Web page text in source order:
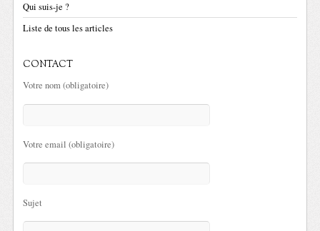
Qui suis-je ?
Liste de tous les articles
CONTACT
Votre nom (obligatoire)
Votre email (obligatoire)
Sujet